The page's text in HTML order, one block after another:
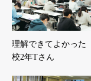
理解できてよかっ
校2年Tさん